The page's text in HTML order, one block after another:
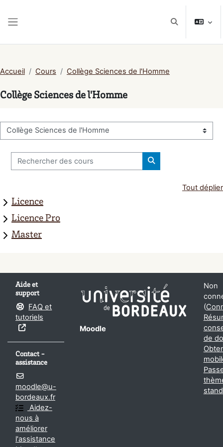
Activer/
Accueil Cours Collège Sciences de l'Homme
Collège Sciences de l'Homme
Catégories de cours
Rechercher des cours
Rechercher des
Tout déplier
Licence
Licence Pro
Master
Aide et
support
FAQ et
tutoriels
Contact -
assistance
moodle@u-
bordeaux.fr
Aidez-
nous à
améliorer
l'assistance
Moodle
Non
(
de